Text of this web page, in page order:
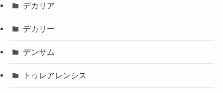
デカリア
デカリー
デンサム
トゥレアレンシス